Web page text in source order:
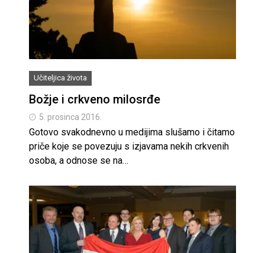
Učiteljica života
Božje i crkveno milosrđe
5. prosinca 2016.
Gotovo svakodnevno u medijima slušamo i čitamo
priče koje se povezuju s izjavama nekih crkvenih
osoba, a odnose se na…